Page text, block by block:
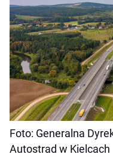
Foto: Generalna
Autostrad w Kielcach